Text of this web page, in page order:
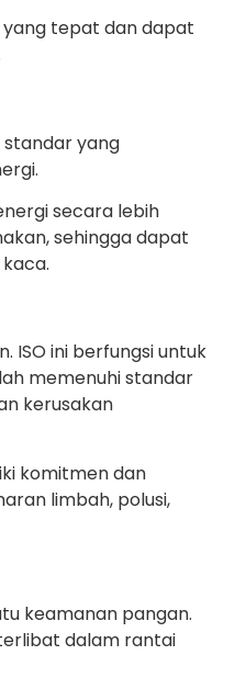
yang tepat dan dapat
standar yang
secara lebih
sehingga dapat
ISO ini berfungsi untuk
memenuhi standar
kerusakan
komitmen dan
limbah, polusi,
keamanan pangan.
terlibat dalam rantai